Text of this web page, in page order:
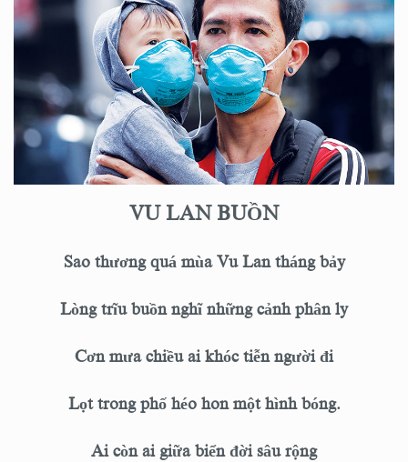
VU LAN BUỒN
Sao thương quá mùa Vu Lan tháng bảy
Lòng trĩu buồn nghĩ những cảnh phân ly
Cơn mưa chiều ai khóc tiễn người đi
Lọt trong phố héo hon một hình bóng.
Ai còn ai giữa biển đời sâu rộng